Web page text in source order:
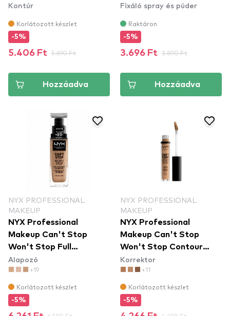
To Sculpt Face Sculpting
Kontúr
Korlátozott készlet
-5%
5.406 Ft 5.690 Ft
Hozzáadva
Spray – Dewy Finish
Fixáló spray és púder
Raktáron
-5%
3.696 Ft 3.890 Ft
Hozzáadva
NYX PROFESSIONAL
MAKEUP
NYX Professional
Makeup Can't Stop
Won't Stop Full
Coverage Foundation
teljes fedésű alapozó -
Classic Tan
Alapozó
+19
Korlátozott készlet
-5%
NYX PROFESSIONAL
MAKEUP
NYX Professional
Makeup Can't Stop
Won't Stop Contour
Concealer teljes fedésű
korrektor - Beige
Korrektor
+11
Korlátozott készlet
-5%